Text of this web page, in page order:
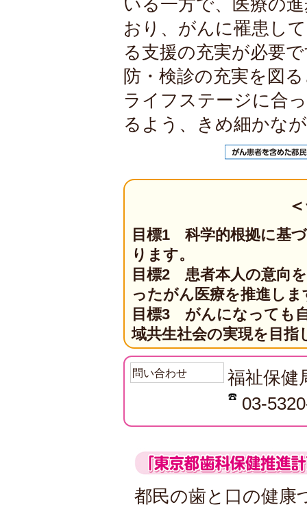
いる一方で、医療の
おり、がんに罹患し
る支援の充実が必要
防・検診の充実を図
ライフステージに合
るよう、きめ細かな
目標1 科学的根拠に基
ります。
目標2 患者本人の意向
ったがん医療を推進しま
目標3 がんになっても
域共生社会の実現を目指
問い合わせ
福祉保健
03-
都民の歯と口の健康